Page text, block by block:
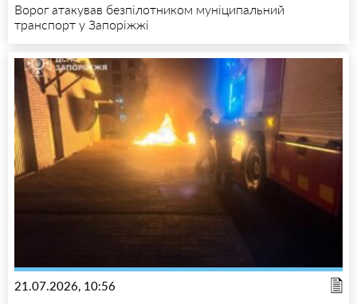
Ворог атакував безпілотником муніципальний
транспорт у Запоріжжі
21.07.2026, 10:56